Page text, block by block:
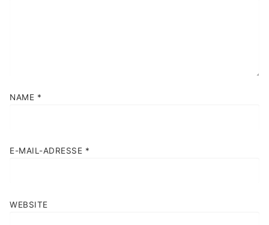
NAME *
E-MAIL-ADRESSE *
WEBSITE